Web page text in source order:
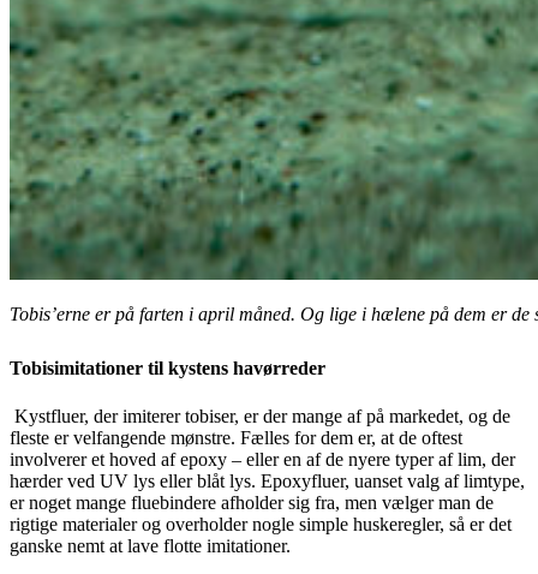
Tobis’erne er på farten i april måned. Og lige i hælene på dem er de
Tobisimitationer til kystens havørreder
Kystfluer, der imiterer tobiser, er der mange af på markedet, og de
fleste er velfangende mønstre. Fælles for dem er, at de oftest
involverer et hoved af epoxy – eller en af de nyere typer af lim, der
hærder ved UV lys eller blåt lys. Epoxyfluer, uanset valg af limtype,
er noget mange fluebindere afholder sig fra, men vælger man de
rigtige materialer og overholder nogle simple huskeregler, så er det
ganske nemt at lave flotte imitationer.